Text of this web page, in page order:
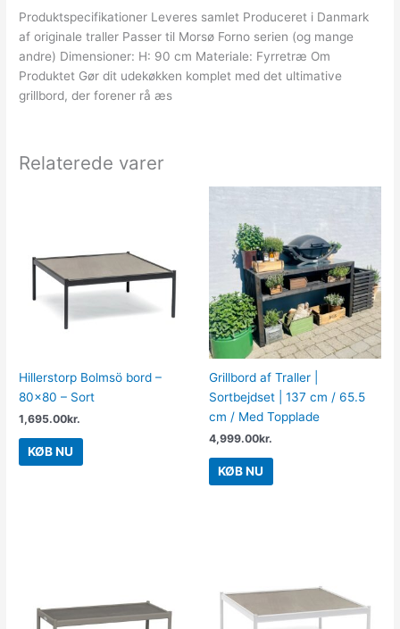
Produktspecifikationer Leveres samlet Produceret i Danmark
af originale traller Passer til Morsø Forno serien (og mange
andre) Dimensioner: H: 90 cm Materiale: Fyrretræ Om
Produktet Gør dit udekøkken komplet med det ultimative
grillbord, der forener rå æs
Relaterede varer
Hillerstorp Bolmsö bord –
80×80 – Sort
1,695.00kr.
KØB NU
Grillbord af Traller |
Sortbejdset | 137 cm / 65.5
cm / Med Topplade
4,999.00kr.
KØB NU